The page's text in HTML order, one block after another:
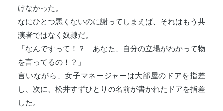
けなかった。
なにひとつ悪くないのに謝ってしまえば、それはもう共
演者ではなく奴隷だ。
「なんですって！？ あなた、自分の立場がわかって物
を言ってるの！？」
言いながら、女子マネージャーは大部屋のドアを指差
し、次に、松井すずひとりの名前が書かれたドアを指差
した。